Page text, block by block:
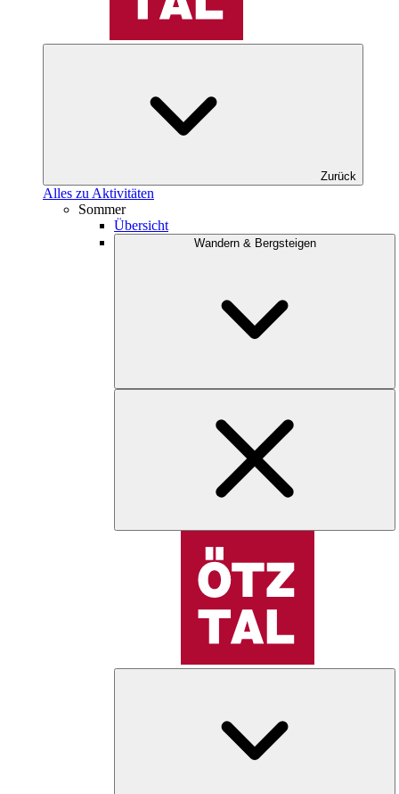
Zurück
Alles zu Aktivitäten
Sommer
Übersicht
Wandern & Bergsteigen